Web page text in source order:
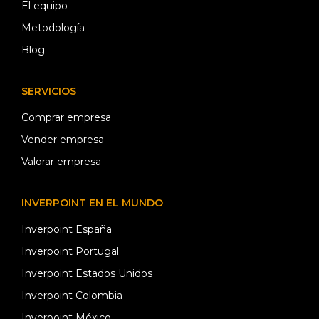
El equipo
Metodología
Blog
SERVICIOS
Comprar empresa
Vender empresa
Valorar empresa
INVERPOINT EN EL MUNDO
Inverpoint España
Inverpoint Portugal
Inverpoint Estados Unidos
Inverpoint Colombia